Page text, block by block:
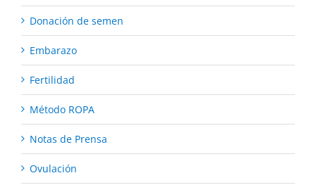
Donación de semen
Embarazo
Fertilidad
Método ROPA
Notas de Prensa
Ovulación